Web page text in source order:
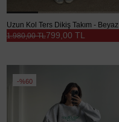
Uzun Kol Ters Dikiş Takım - Beyaz
799,00 TL
1.980,00 TL
%60